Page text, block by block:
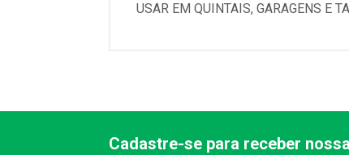
USAR EM QUINTAIS, GARAGENS E
Cadastre-se para receber